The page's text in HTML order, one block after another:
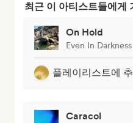
최근 이 아티스트들에게
On Hold
Even In Darkness
플레이리스트에
Caracol